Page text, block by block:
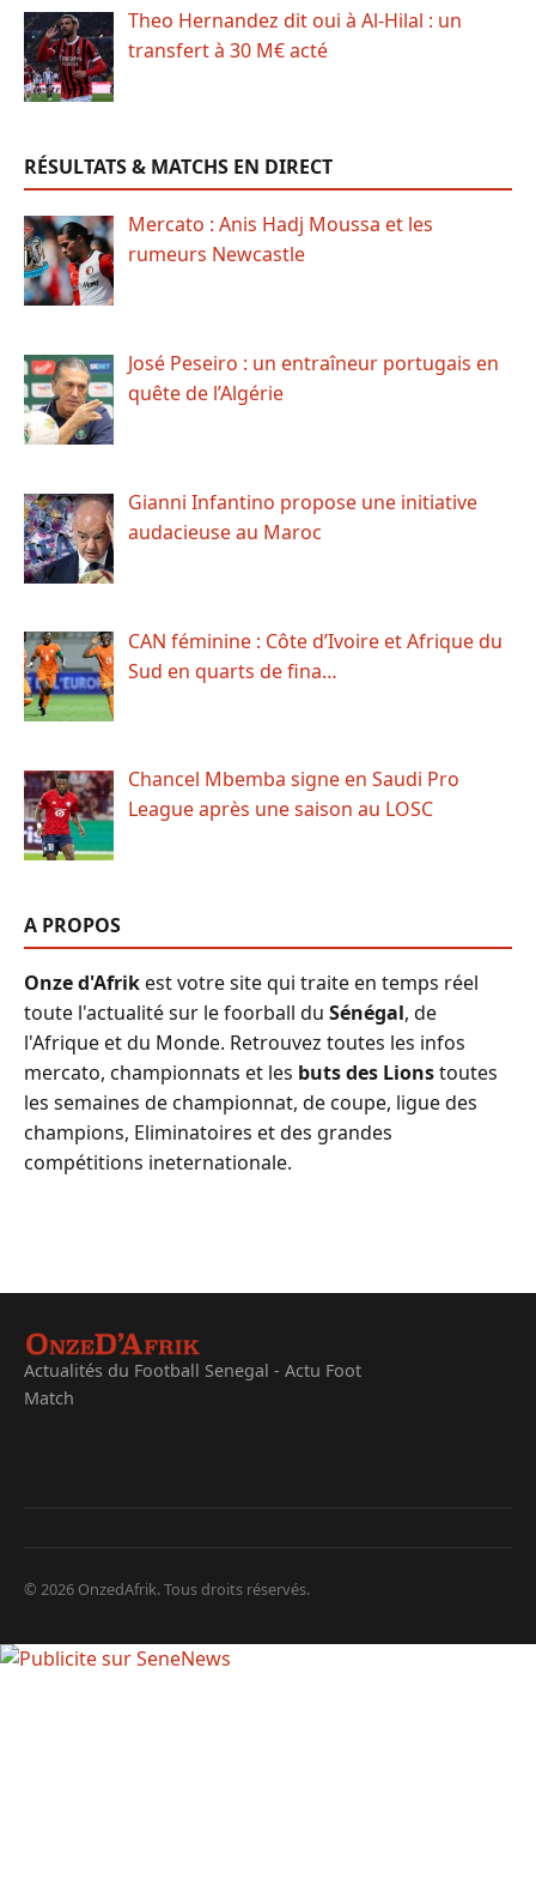
Theo Hernandez dit oui à Al-Hilal : un
transfert à 30 M€ acté
RÉSULTATS & MATCHS EN DIRECT
Mercato : Anis Hadj Moussa et les
rumeurs Newcastle
José Peseiro : un entraîneur portugais en
quête de l’Algérie
Gianni Infantino propose une initiative
audacieuse au Maroc
CAN féminine : Côte d’Ivoire et Afrique du
Sud en quarts de fina…
Chancel Mbemba signe en Saudi Pro
League après une saison au LOSC
A PROPOS
Onze d'Afrikest votre site qui traite en temps réel
toute l'actualité sur le foorball du Sénégal, de
l'Afrique et du Monde. Retrouvez toutes les infos
mercato, championnats et les buts des Lionstoutes
les semaines de championnat, de coupe, ligue des
champions, Eliminatoires et des grandes
compétitions ineternationale.
Actualités du Football Senegal - Actu Foot
Match
© 2026 OnzedAfrik. Tous droits réservés.